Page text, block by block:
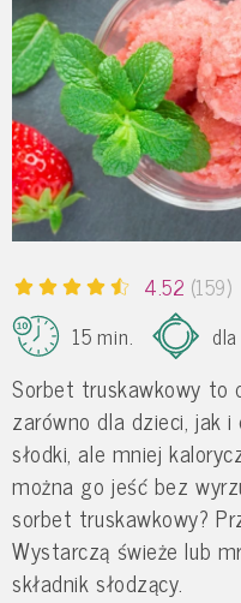
4.52 (159)
15 min.
Sorbet truskawkowy to
zarówno dla dzieci, jak
słodki, ale mniej
można go jeść bez
sorbet truskawkowy?
Wystarczą świeże lub
składnik słodzący.